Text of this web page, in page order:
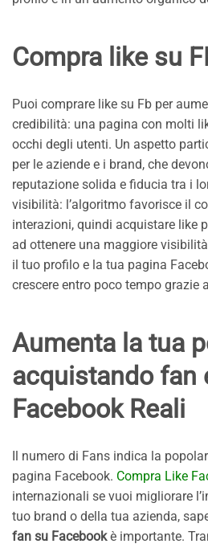
Compra like su
Puoi comprare like su Fb per
credibilità: una pagina con molti
occhi degli utenti. Un aspetto
per le aziende e i brand, che
reputazione solida e fiducia tra i
visibilità: l’algoritmo favorisce il
interazioni, quindi acquistare like
ad ottenere una maggiore
il tuo profilo e la tua pagina
crescere entro poco tempo grazie
Aumenta la tua
acquistando fan
Facebook Real i
Il numero di Fans indica la
pagina Facebook. Compra Like
internazionali se vuoi migliorare
tuo brand o della tua azienda,
fan su Facebookè importante.